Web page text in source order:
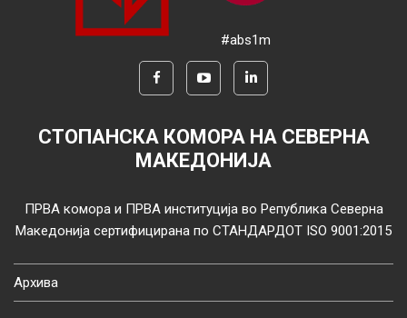
#abs1m
СТОПАНСКА КОМОРА НА СЕВЕРНА
МАКЕДОНИЈА
ПРВА комора и ПРВА институција во Република Северна
Македонија сертифицирана по СТАНДАРДОТ ISO 9001:2015
Архива